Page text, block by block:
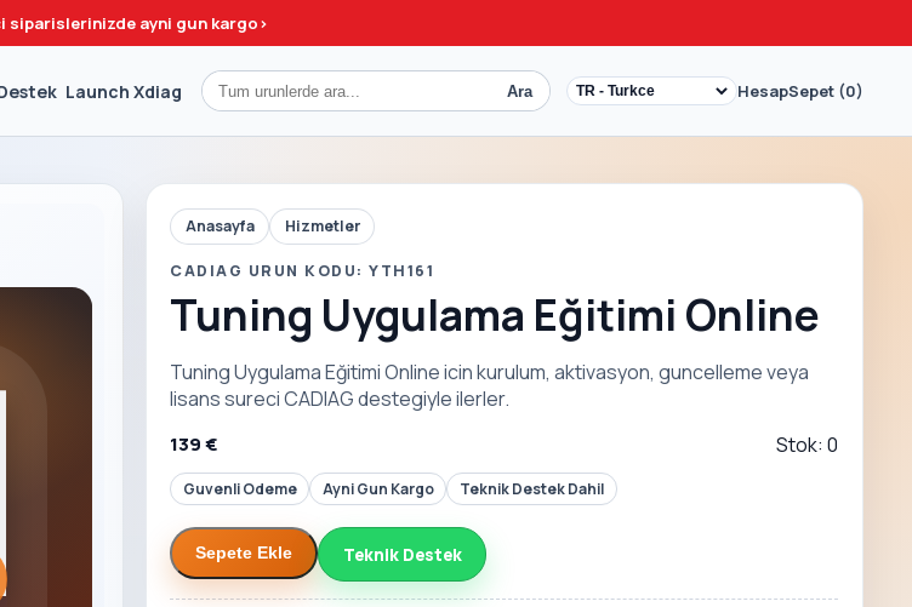
siparislerinizde ayni gun kargo>
Launch Xdiag Ara HesapSepet (0)
Anasayfa Hizmetler
CADIAG URUN KODU: YTH161
Tuning Uygulama Eğitimi Online
Tuning Uygulama Eğitimi Online icin kurulum, aktivasyon, guncelleme veya
lisans sureci CADIAG destegiyle ilerler.
139 € Stok: 0
Guvenli Odeme Ayni Gun Kargo Teknik Destek Dahil
Sepete Ekle Teknik Destek